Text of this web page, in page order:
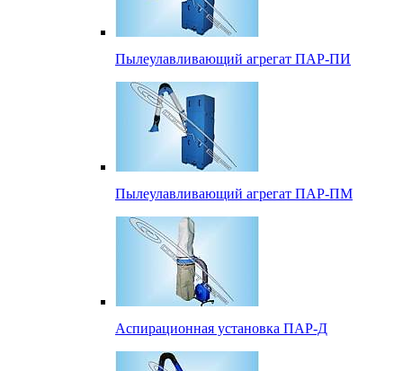
Пылеулавливающий агрегат ПАР-ПИ
Пылеулавливающий агрегат ПАР-ПМ
Аспирационная установка ПАР-Д